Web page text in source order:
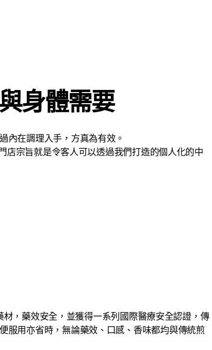
身體需要
內在調理入手，方真為有效。
店宗旨就是令客人可以透過我們打造的個人化的中
，藥效安全，並獲得一系列國際醫療安全認證，傳
服用亦省時，無論藥效、口感、香味都均與傳統煎